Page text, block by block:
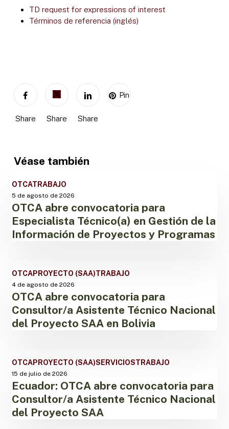
Share Share Share
Pin
TD request for expressions of interest
Términos de referencia (inglés)
Véase también
OTCATRABAJOOTCA
abre
convocatoria
para
Especialista
Técnico(a)
de
la
Información
de
Proyectos
y
5 de agosto de 2026
OTCA abre convocatoria para
Especialista Técnico(a) en Gestión de la
Información de Proyectos y Programas
OTCAPROYECTO (SAA)TRABAJOOTCA
convocatoria
para
Consultor/a
Asistente
del
SAA
en
4 de agosto de 2026
OTCA abre convocatoria para
Consultor/a Asistente Técnico Nacional
del Proyecto SAA en Bolivia
OTCAPROYECTO (SAA)SERVICIOSTRABAJOEcuador:
abre
convocatoria
15 de julio de 2026
Ecuador: OTCA abre convocatoria para
Consultor/a Asistente Técnico Nacional
del Proyecto SAA